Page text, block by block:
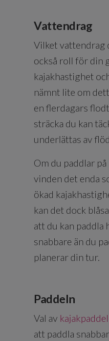
Vattendrag
Vilket vattendrag
också roll för din
kajakhastighet
nämnt lite om
en flerdagars
sträcka du kan
underlättas av
Om du paddlar
vinden det enda
ökad
kan det dock
att du kan paddla
snabbare än du
planerar din tur.
Paddeln
Val av kajakpaddel
att paddla